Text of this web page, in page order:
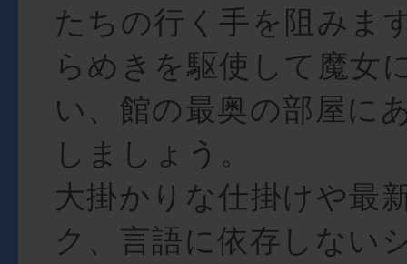
たちの行く手を阻みま
らめきを駆使して魔女
い、館の最奥の部屋に
しましょう。
大掛かりな仕掛けや最
ク、言語に依存しない